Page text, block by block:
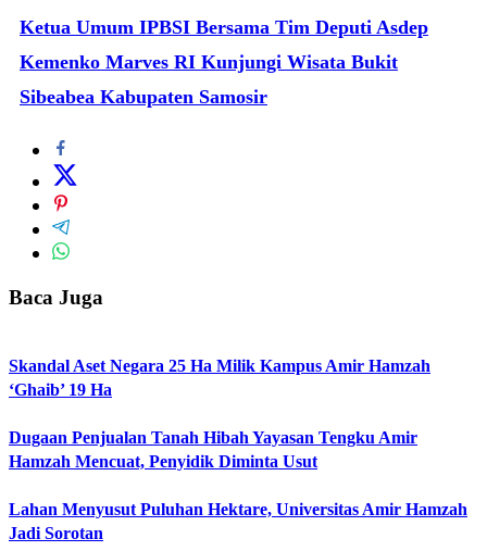
Ketua Umum IPBSI Bersama Tim Deputi Asdep
Kemenko Marves RI Kunjungi Wisata Bukit
Sibeabea Kabupaten Samosir
Baca Juga
Skandal Aset Negara 25 Ha Milik Kampus Amir Hamzah
‘Ghaib’ 19 Ha
Dugaan Penjualan Tanah Hibah Yayasan Tengku Amir
Hamzah Mencuat, Penyidik Diminta Usut
Lahan Menyusut Puluhan Hektare, Universitas Amir Hamzah
Jadi Sorotan